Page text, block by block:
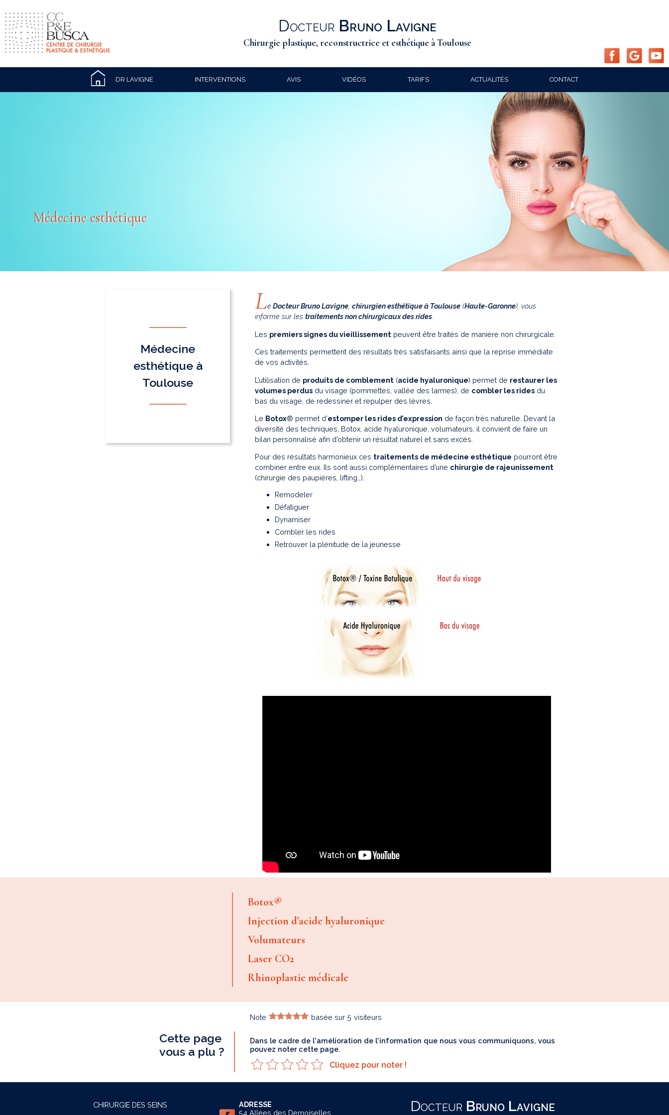
Docteur Bruno Lavigne
Chirurgie plastique, reconstructrice et esthétique à Toulouse
DR LAVIGNE INTERVENTIONS AVIS VIDÉOS TARIFS ACTUALITÉS CONTACT
Médecine esthétique
Médecine
esthétique à
Toulouse
LeDocteur Bruno Lavigne chirurgien esthétique à Toulouse (Haute-Garonne), vous
informe sur les traitements non chirurgicaux des rides
Les premiers signes du vieillissement peuvent être traités de manière non chirurgicale.
Ces traitements permettent des résultats très satisfaisants ainsi que la reprise immédiate
de vos activités.
L’utilisation de produits de comblement (acide hyaluronique) permet de restaurer les
volumes perdus du visage (pommettes, vallée des larmes), de combler les rides du
bas du visage, de redessiner et repulper des lèvres.
Le Botox® permet d’estomper les rides d’expression de façon très naturelle. Devant la
diversité des techniques, Botox, acide hyaluronique, volumateurs, il convient de faire un
bilan personnalisé afin d’obtenir un résultat naturel et sans excès.
Pour des résultats harmonieux ces traitements de médecine esthétique pourront être
combiner entre eux. Ils sont aussi complémentaires d’une chirurgie de rajeunissement
(chirurgie des paupières, lifting…).
Remodeler
Défatiguer
Dynamiser
Combler les rides
Retrouver la plénitude de la jeunesse
Botox®
Injection d'acide hyaluronique
Volumateurs
Laser CO2
Rhinoplastie médicale
Note basée sur 5 visiteurs
Cette page
vous a plu ?
Dans le cadre de l'amélioration de l'information que nous vous communiquons, vous
pouvez noter cette page.
Cliquez pour noter !
CHIRURGIE DES SEINS
ADRESSE
54 Allées des Demoiselles
Docteur Bruno Lavigne